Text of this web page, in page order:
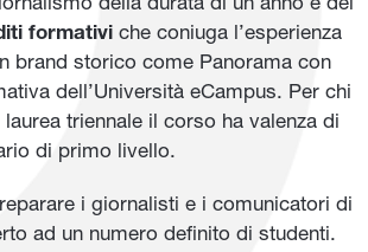
formativi che coniuga l’esperienza
brand storico come Panorama con
dell’Università eCampus. Per chi
triennale il corso ha valenza di
di primo livello.
i giornalisti e i comunicatori di
ad un numero definito di studenti.